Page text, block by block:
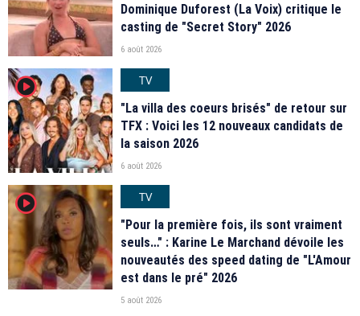
Dominique Duforest (La Voix) critique le
casting de "Secret Story" 2026
6 août 2026
player2
TV
"La villa des coeurs brisés" de retour sur
TFX : Voici les 12 nouveaux candidats de
la saison 2026
6 août 2026
player2
TV
"Pour la première fois, ils sont vraiment
seuls…" : Karine Le Marchand dévoile les
nouveautés des speed dating de "L'Amour
est dans le pré" 2026
5 août 2026